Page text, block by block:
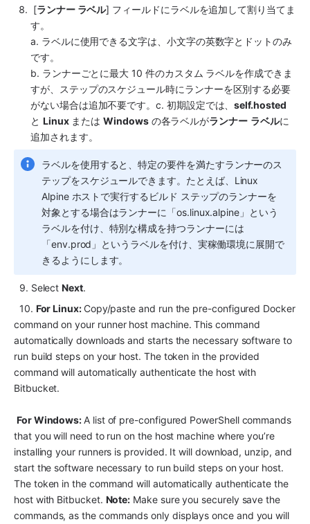
[ランナー ラベル] フィールドにラベルを追加して割り当てま
す。
a. ラベルに使用できる文字は、小文字の英数字とドットのみ
です。
b. ランナーごとに最大 10 件のカスタム ラベルを作成できま
すが、ステップのスケジュール時にランナーを区別する必要
がない場合は追加不要です。c. 初期設定では、self.hosted
と Linux または Windows の各ラベルがランナー ラベルに
追加されます。
ラベルを使用すると、特定の要件を満たすランナーのス
テップをスケジュールできます。たとえば、Linux
Alpine ホストで実行するビルド ステップのランナーを
対象とする場合はランナーに「os.linux.alpine」という
ラベルを付け、特別な構成を持つランナーには
「env.prod」というラベルを付け、実稼働環境に展開で
きるようにします。
  9. Select
Next.
  10.
For Linux: Copy/paste and run the pre-configured Docker
command on your runner host machine. This command
automatically downloads and starts the necessary software to
run build steps on your host. The token in the provided
command will automatically authenticate the host with
Bitbucket.
For Windows: A list of pre-configured PowerShell commands
that you will need to run on the host machine where you’re
installing your runners is provided. It will download, unzip, and
start the software necessary to run build steps on your host.
The token in the command will automatically authenticate the
host with Bitbucket. Note: Make sure you securely save the
commands, as the commands only displays once and you will